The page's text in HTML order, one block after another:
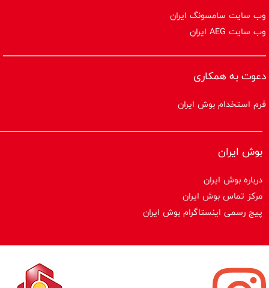
وب سایت سامسونگ ایران
وب سایت AEG ایران
دعوت به همکاری
فرم استخدام بوش ایران
بوش ایران
درباره بوش ایران
مرکز تماس بوش ایران
پیج رسمی اینستاگرام بوش ایران